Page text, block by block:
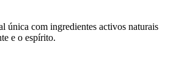
única com ingredientes activos naturais
e o espírito.